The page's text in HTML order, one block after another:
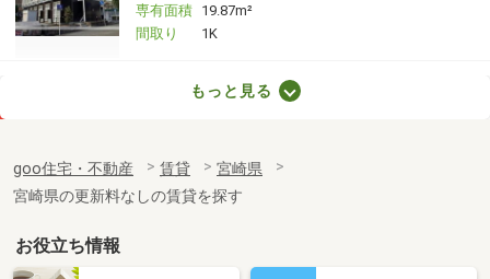
専有面積 19.87m²
間取り
1K
宮崎県宮崎市大塚町田淵ケ原
専有面積
26.08m²
間取り
1K
宮崎県延岡市日の出町１
もっと見る
goo住宅・不動産 賃貸
宮崎県
宮崎県の更新料なしの賃貸を探す
お役立ち情報